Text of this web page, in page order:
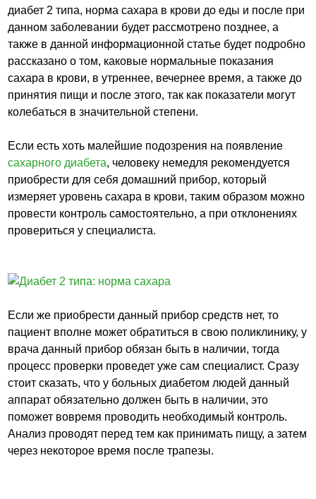
диабет 2 типа, норма сахара в крови до еды и после при
данном заболевании будет рассмотрено позднее, а
также в данной информационной статье будет подробно
рассказано о том, каковые нормальные показания
сахара в крови, в утреннее, вечернее время, а также до
принятия пищи и после этого, так как показатели могут
колебаться в значительной степени.
Если есть хоть малейшие подозрения на появление
сахарного диабета, человеку немедля рекомендуется
приобрести для себя домашний прибор, который
измеряет уровень сахара в крови, таким образом можно
провести контроль самостоятельно, а при отклонениях
провериться у специалиста.
Если же приобрести данный прибор средств нет, то
пациент вполне может обратиться в свою поликлинику, у
врача данный прибор обязан быть в наличии, тогда
процесс проверки проведет уже сам специалист. Сразу
стоит сказать, что у больных диабетом людей данный
аппарат обязательно должен быть в наличии, это
поможет вовремя проводить необходимый контроль.
Анализ проводят перед тем как принимать пищу, а затем
через некоторое время после трапезы.